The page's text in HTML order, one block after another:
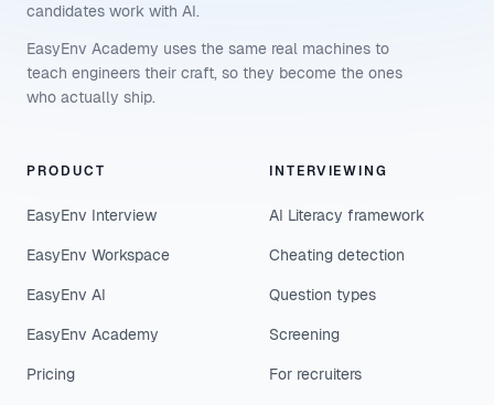
candidates work with AI.
EasyEnv Academy uses the same real machines to
teach engineers their craft, so they become the ones
who actually ship.
PRODUCT
EasyEnv Interview
EasyEnv Workspace
EasyEnv AI
EasyEnv Academy
Pricing
INTERVIEWING
AI Literacy framework
Cheating detection
Question types
Screening
For recruiters